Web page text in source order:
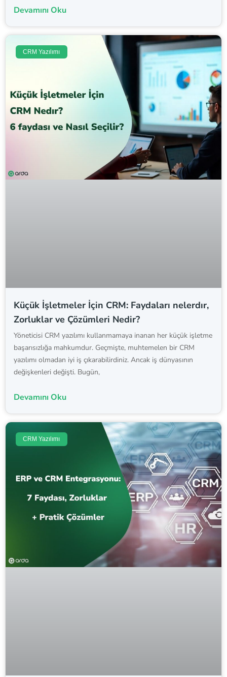
Devamını Oku
CRM Yazılımı
Küçük İşletmeler İçin CRM: Faydaları nelerdır,
Zorluklar ve Çözümleri Nedir?
Yöneticisi CRM yazılımı kullanmamaya inanan her küçük işletme
başarısızlığa mahkumdur. Geçmişte, muhtemelen bir CRM
yazılımı olmadan iyi iş çıkarabilirdiniz. Ancak iş dünyasının
değişkenleri değişti. Bugün,
Devamını Oku
CRM Yazılımı